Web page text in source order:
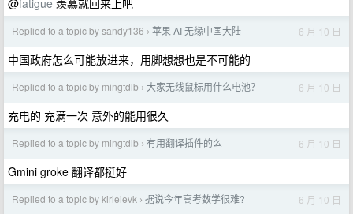
@fatigue 羡慕就回来上吧
Replied to a topic by sandy136 › 苹果 AI 无缘中国大陆 6 月 10 日
中国政府怎么可能放进来，用脚想想也是不可能的
Replied to a topic by mingtdlb › 大家无线鼠标用什么电池？ 6 月 10 日
充电的 充满一次 意外的能用很久
Replied to a topic by mingtdlb › 有用翻译插件的么 6 月 10 日
Gmini groke 翻译都挺好
Replied to a topic by kirieievk › 据说今年高考数学很难? 6 月 10 日